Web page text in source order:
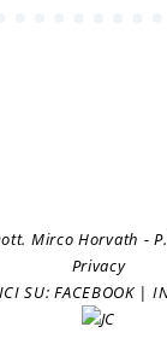
Mirco Horvath -
Privacy
SU:FACEBOOK|